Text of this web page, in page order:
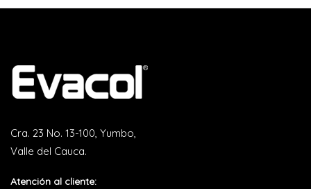
Cra. 23 No. 13-100, Yumbo,
Valle del Cauca.
Atención al cliente: